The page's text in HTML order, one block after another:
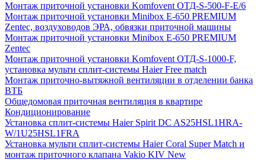
Монтаж приточной установки Komfovent ОТД-S-500-F-E/6
Монтаж приточной установки Minibox E-650 PREMIUM
Zentec, воздуховодов ЭРА, обвязки приточной машины
Монтаж приточной установки Minibox E-650 PREMIUM
Zentec
Монтаж приточной установки Komfovent ОТД-S-1000-F,
установка мульти сплит-системы Haier Free match
Монтаж приточно-вытяжной вентиляции в отделении банка
ВТБ
Общедомовая приточная вентиляция в квартире
Кондиционирование
Установка сплит-системы Haier Spirit DC AS25HSL1HRA-
W/1U25HSL1FRA
Установка мульти сплит-системы Haier Coral Super Match и
монтаж приточного клапана Vakio KIV New